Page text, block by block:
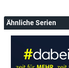
Ähnliche Serien